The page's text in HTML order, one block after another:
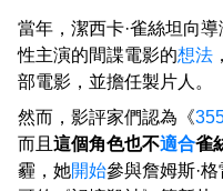
當年，潔西卡·雀絲坦向
性主演的間諜電影的想法
部電影，並擔任製片人。
然而，影評家們認為《
而且 這個角色也不適合雀
霾，她開始參與詹姆斯·